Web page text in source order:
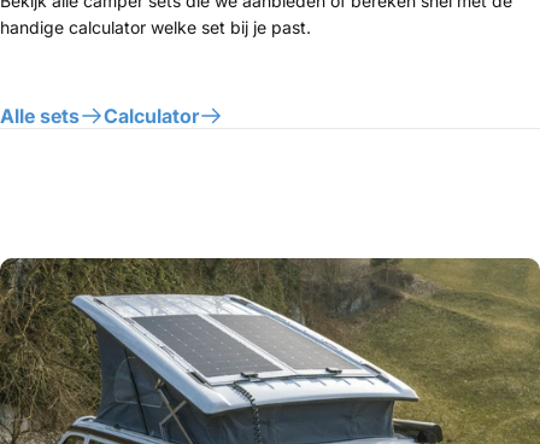
handige calculator welke set bij je past.
Alle sets Calculator